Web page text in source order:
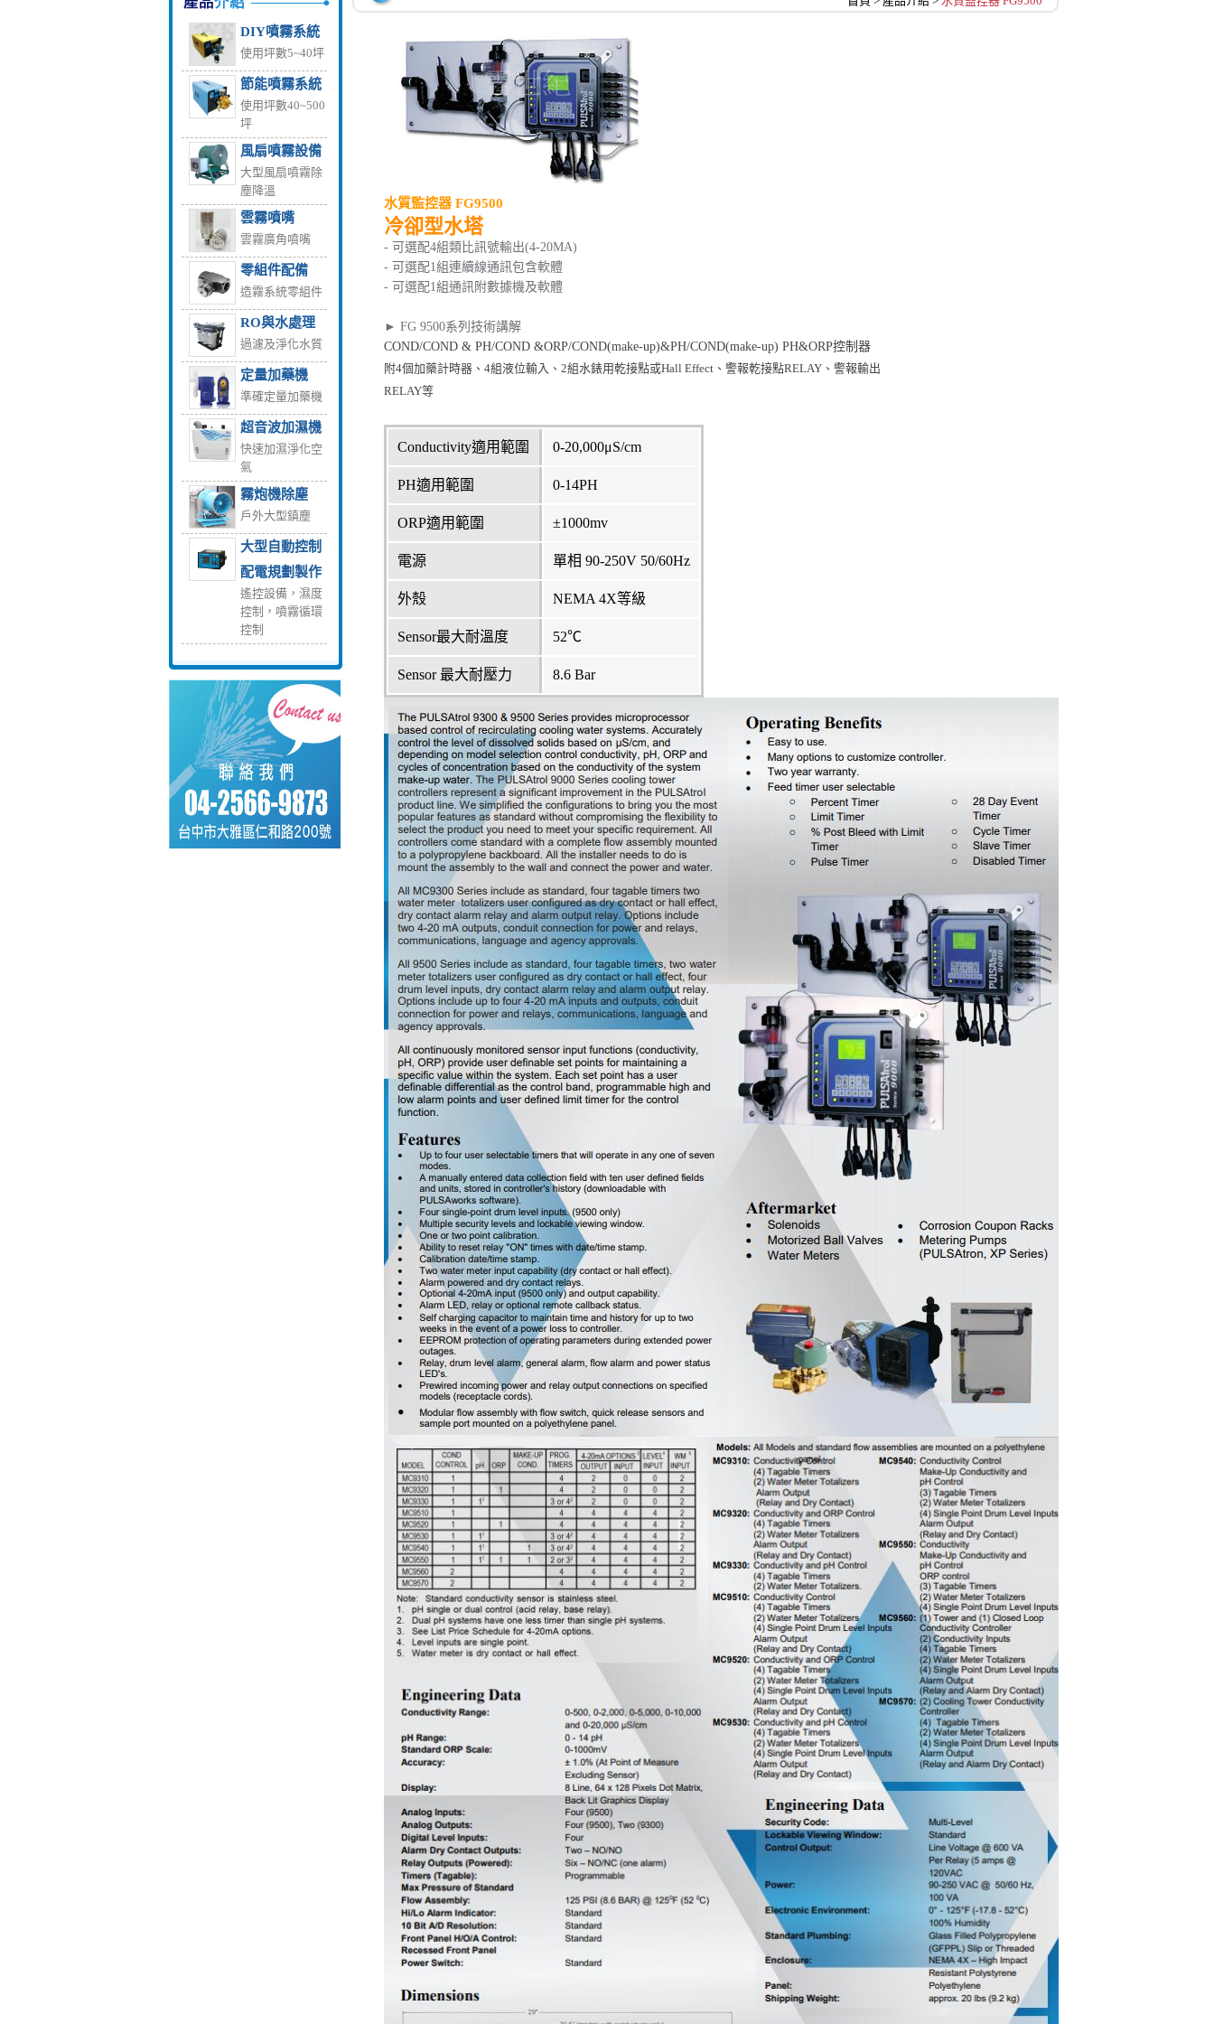
DIY噴霧系統
使用坪數5~40坪
節能噴霧系統
使用坪數40~500
坪
風扇噴霧設備
大型風扇噴霧除
塵降溫
雲霧噴嘴
雲霧廣角噴嘴
零組件配備
造霧系統零組件
RO與水處理
過濾及淨化水質
定量加藥機
準確定量加藥機
超音波加濕機
快速加濕淨化空
氣
霧炮機除塵
戶外大型鎮塵
大型自動控制
配電規劃製作
遙控設備，濕度
控制，噴霧循環
控制
水質監控器 FG9500
冷卻型水塔
- 可選配4組類比訊號輸出(4-20MA)
- 可選配1組連續線通訊包含軟體
- 可選配1組通訊附數據機及軟體
► FG 9500系列技術講解
COND/COND & PH/COND &ORP/COND(make-up)&PH/COND(make-up) PH&ORP控制器
附4個加藥計時器、4組液位輸入、2組水錶用乾接點或Hall Effect、警報乾接點RELAY、警報輸出
RELAY等
Conductivity適用範圍 0-20,000μS/cm
PH適用範圍 0-14PH
ORP適用範圍 ±1000mv
電源 單相 90-250V 50/60Hz
外殼 NEMA 4X等級
Sensor最大耐溫度 52℃
Sensor 最大耐壓力 8.6 Bar